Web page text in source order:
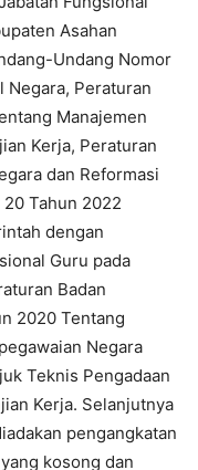
Asahan
Undang Nomor
Negara, Peraturan
Manajemen
Kerja, Peraturan
dan Reformasi
Tahun 2022
dengan
Guru pada
Badan
2020 Tentang
Negara
Teknis Pengadaan
Kerja. Selanjutnya
pengangkatan
kosong dan